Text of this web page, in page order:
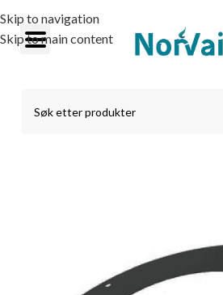
Skip to navigation
Skip to main content